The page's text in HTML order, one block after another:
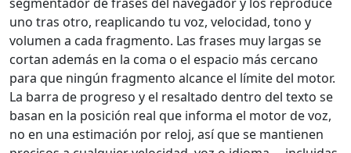
uno tras otro, reaplicando tu voz, velocidad, tono y
volumen a cada fragmento. Las frases muy largas se
cortan además en la coma o el espacio más cercano
para que ningún fragmento alcance el límite del motor.
La barra de progreso y el resaltado dentro del texto se
basan en la posición real que informa el motor de voz,
no en una estimación por reloj, así que se mantienen